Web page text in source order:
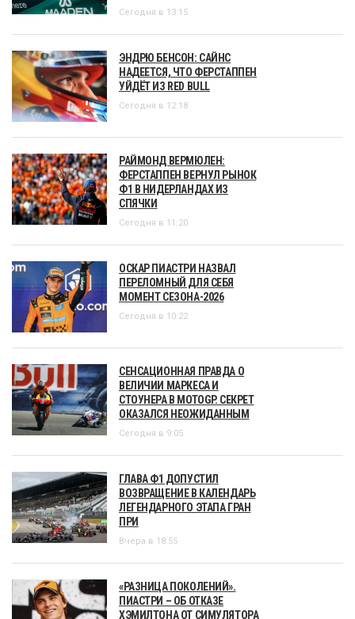
Сегодня в 13:15
ЭНДРЮ БЕНСОН: САЙНС
НАДЕЕТСЯ, ЧТО ФЕРСТАППЕН
УЙДЁТ ИЗ RED BULL
Сегодня в 12:18
РАЙМОНД ВЕРМЮЛЕН:
ФЕРСТАППЕН ВЕРНУЛ РЫНОК
Ф1 В НИДЕРЛАНДАХ ИЗ
СПЯЧКИ
Сегодня в 11:20
ОСКАР ПИАСТРИ НАЗВАЛ
ПЕРЕЛОМНЫЙ ДЛЯ СЕБЯ
МОМЕНТ СЕЗОНА-2026
Сегодня в 10:22
СЕНСАЦИОННАЯ ПРАВДА О
ВЕЛИЧИИ МАРКЕСА И
СТОУНЕРА В MOTOGP. СЕКРЕТ
ОКАЗАЛСЯ НЕОЖИДАННЫМ
Сегодня в 9:05
ГЛАВА Ф1 ДОПУСТИЛ
ВОЗВРАЩЕНИЕ В КАЛЕНДАРЬ
ЛЕГЕНДАРНОГО ЭТАПА ГРАН
ПРИ
Вчера в 18:55
«РАЗНИЦА ПОКОЛЕНИЙ».
ПИАСТРИ – ОБ ОТКАЗЕ
ХЭМИЛТОНА ОТ СИМУЛЯТОРА